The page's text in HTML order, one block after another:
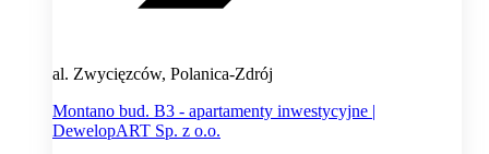
al. Zwycięzców, Polanica-Zdrój
Montano bud. B3 - apartamenty inwestycyjne |
DewelopART Sp. z o.o.